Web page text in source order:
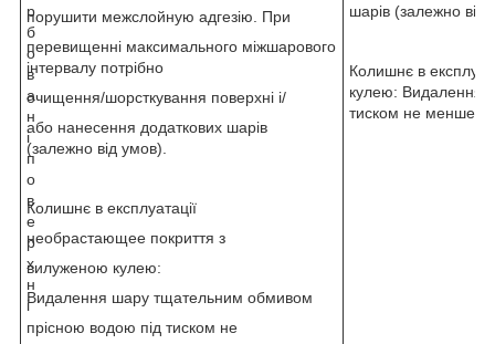
р
б
о
в
а
н
і
п
о
в
е
р
х
н
і
порушити межслойную адгезію. При
перевищенні максимального міжшарового
інтервалу потрібно
очищення/шорсткування поверхні і/
або нанесення додаткових шарів
(залежно від умов).
Колишнє в експлуатації
необрастающее покриття з
вилуженою кулею:
Видалення шару тщательним обмивом
прісною водою під тиском не
шарів (залежно від
Колишнє в
кулею: Видалення
тиском не менше